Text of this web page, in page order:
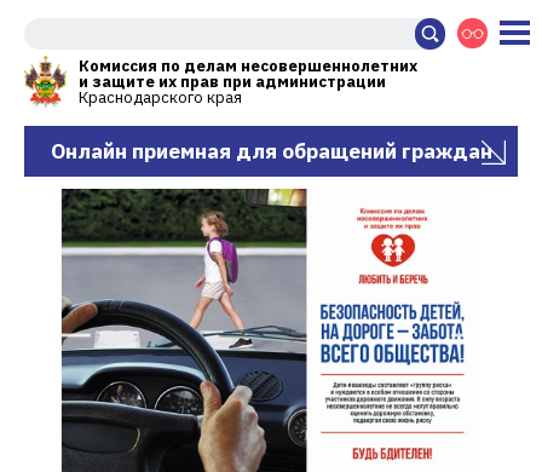
Комиссия по делам несовершеннолетних
и защите их прав при администрации
Краснодарского края
Онлайн приемная для обращений граждан